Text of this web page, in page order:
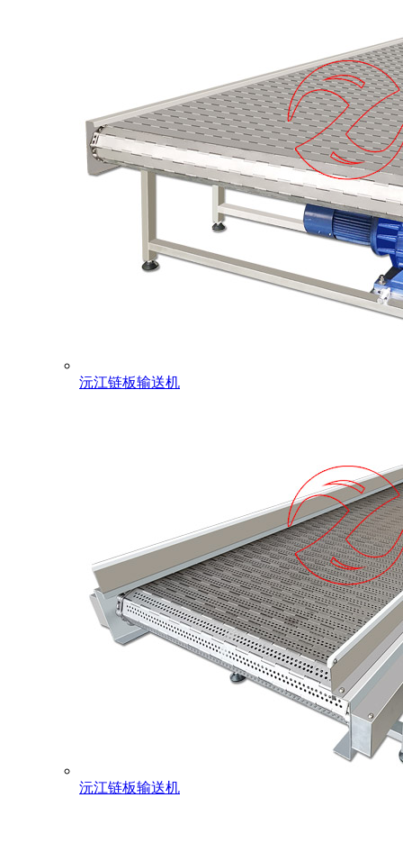
沅江链板输送机
沅江链板输送机